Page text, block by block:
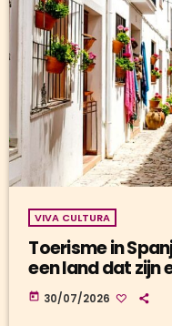
VIVA CULTURA
Toerisme in
een land dat zijn
today 30/07/2026